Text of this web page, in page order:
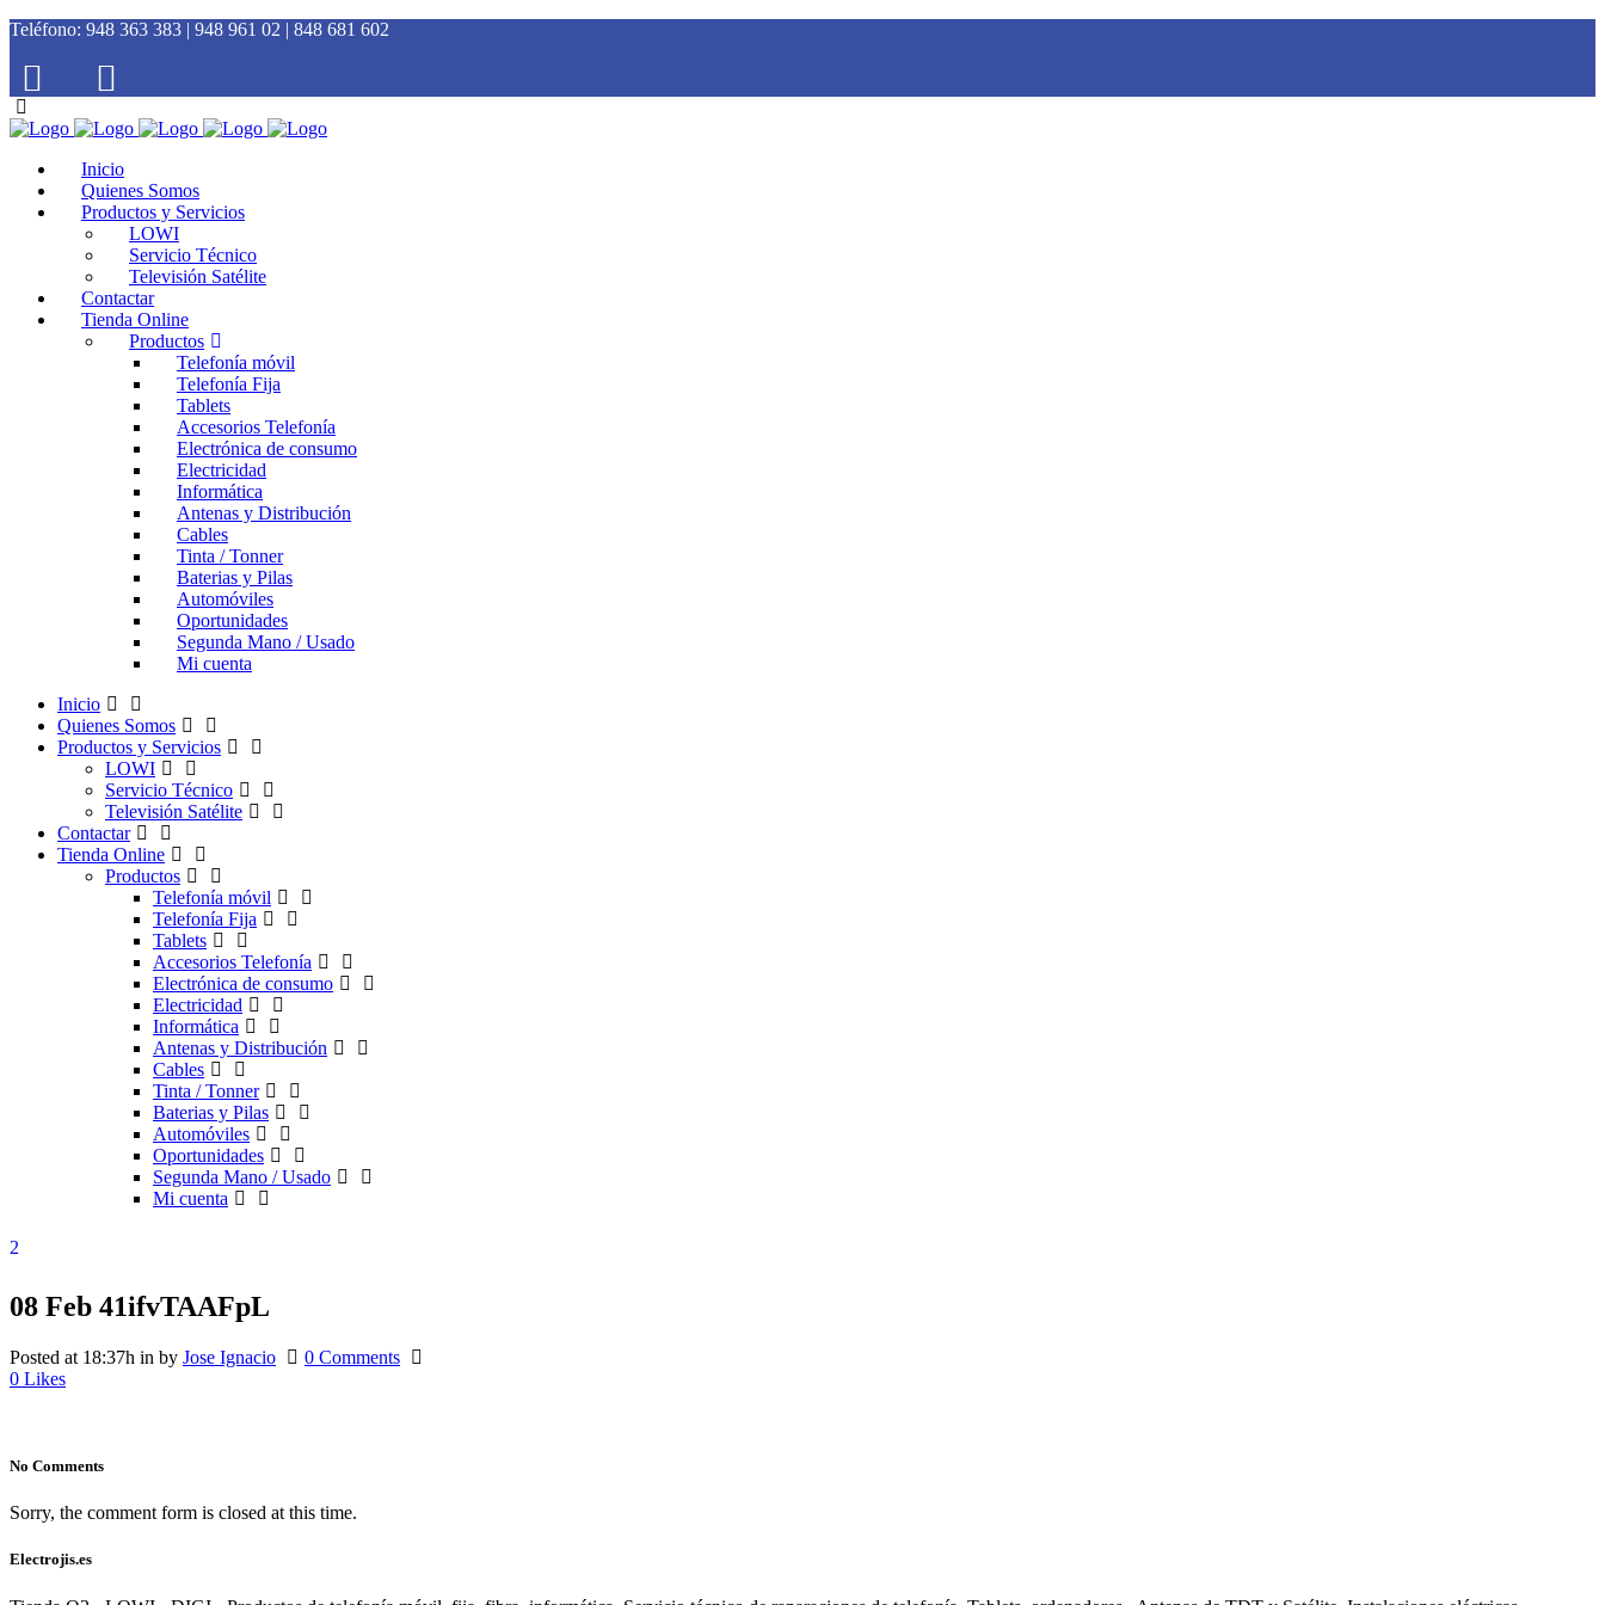
Teléfono: 948 363 383 | 948 961 02 | 848 681 602
Inicio
Quienes Somos
Productos y Servicios
LOWI
Servicio Técnico
Televisión Satélite
Contactar
Tienda Online
Productos
Telefonía móvil
Telefonía Fija
Tablets
Accesorios Telefonía
Electrónica de consumo
Electricidad
Informática
Antenas y Distribución
Cables
Tinta / Tonner
Baterias y Pilas
Automóviles
Oportunidades
Segunda Mano / Usado
Mi cuenta
Inicio
Quienes Somos
Productos y Servicios
LOWI
Servicio Técnico
Televisión Satélite
Contactar
Tienda Online
Productos
Telefonía móvil
Telefonía Fija
Tablets
Accesorios Telefonía
Electrónica de consumo
Electricidad
Informática
Antenas y Distribución
Cables
Tinta / Tonner
Baterias y Pilas
Automóviles
Oportunidades
Segunda Mano / Usado
Mi cuenta
08 Feb 41ifvTAAFpL
Posted at 18:37h in by Jose Ignacio
0 Comments
0 Likes
No Comments
Sorry, the comment form is closed at this time.
Electrojis.es